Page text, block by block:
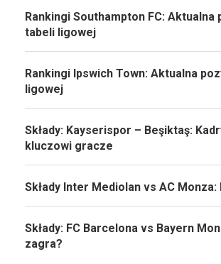
Rankingi Southampton FC: Aktualna
tabeli ligowej
Rankingi Ipswich Town: Aktualna
ligowej
Składy: Kayserispor – Beşiktaş:
kluczowi gracze
Składy Inter Mediolan vs AC
Składy: FC Barcelona vs Bayern
zagra?